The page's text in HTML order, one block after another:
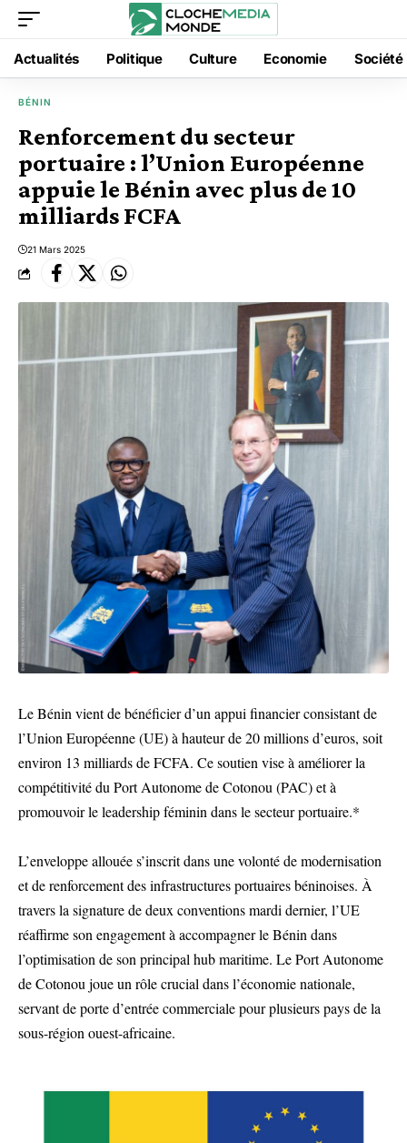
Actualités Politique Culture Economie Société
BÉNIN
Renforcement du secteur
portuaire : l’Union Européenne
appuie le Bénin avec plus de 10
milliards FCFA
21 Mars 2025
Le Bénin vient de bénéficier d’un appui financier consistant de
l’Union Européenne (UE) à hauteur de 20 millions d’euros, soit
environ 13 milliards de FCFA. Ce soutien vise à améliorer la
compétitivité du Port Autonome de Cotonou (PAC) et à
promouvoir le leadership féminin dans le secteur portuaire.*
L’enveloppe allouée s’inscrit dans une volonté de modernisation
et de renforcement des infrastructures portuaires béninoises. À
travers la signature de deux conventions mardi dernier, l’UE
réaffirme son engagement à accompagner le Bénin dans
l’optimisation de son principal hub maritime. Le Port Autonome
de Cotonou joue un rôle crucial dans l’économie nationale,
servant de porte d’entrée commerciale pour plusieurs pays de la
sous-région ouest-africaine.